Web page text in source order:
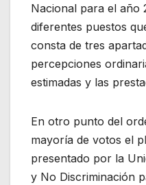
Nacional para el año
diferentes puestos
consta de tres
percepciones
estimadas y las
En otro punto del
mayoría de votos el
presentado por la
y No Discriminación